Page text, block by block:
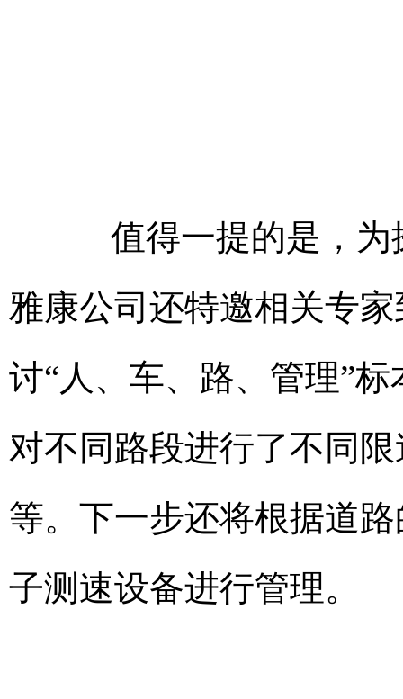
值得一提的是，为
雅康公司还特邀相关专
讨“人、车、路、管理”
对不同路段进行了不同
等。下一步还将根据道
子测速设备进行管理。